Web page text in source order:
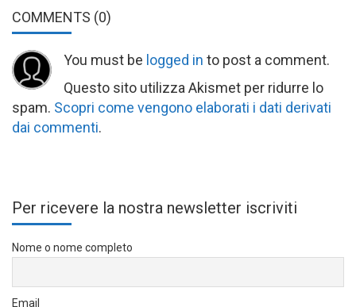
COMMENTS (0)
You must be logged in to post a comment.
Questo sito utilizza Akismet per ridurre lo
spam. Scopri come vengono elaborati i dati derivati
dai commenti.
Per ricevere la nostra newsletter iscriviti
Nome o nome completo
Email